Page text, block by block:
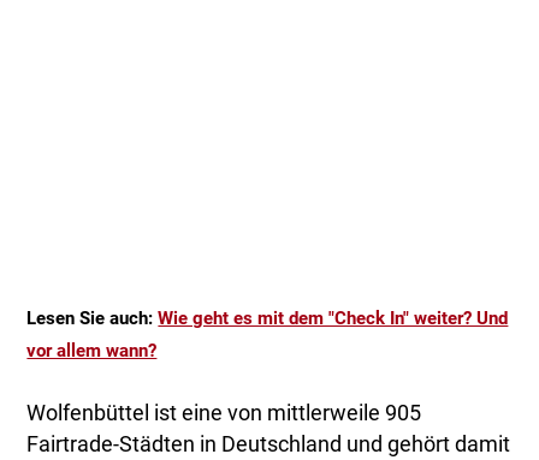
Lesen Sie auch:Wie geht es mit dem "Check In" weiter? Und
vor allem wann?
Wolfenbüttel ist eine von mittlerweile 905
Fairtrade-Städten in Deutschland und gehört damit